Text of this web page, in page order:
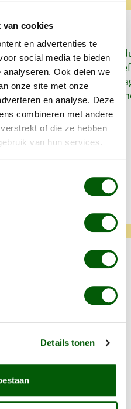
van cookies
en advertenties te
social media te bieden
Ook delen we
onze site met onze
en analyse. Deze
combineren met andere
of die ze hebben
van hun services.
Details tonen
aan
geen
en
Snel, goed
het lekker.
zo'n klein
super. Alles is
opgegeten.
onze andere
Kalkoen